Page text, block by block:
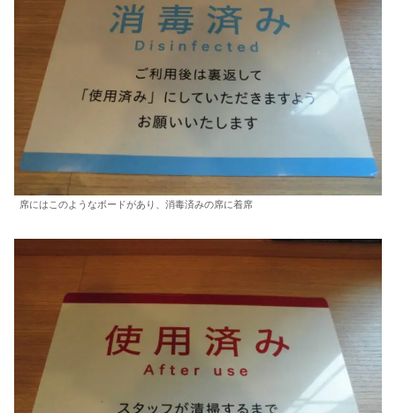
席にはこのようなボードがあり、消毒済みの席に着席